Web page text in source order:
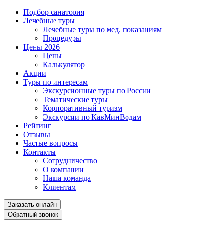
Подбор санатория
Лечебные туры
Лечебные туры по мед. показаниям
Процедуры
Цены 2026
Цены
Калькулятор
Акции
Туры по интересам
Экскурсионные туры по России
Тематические туры
Корпоративный туризм
Экскурсии по КавМинВодам
Рейтинг
Отзывы
Частые вопросы
Контакты
Сотрудничество
О компании
Наша команда
Клиентам
Заказать онлайн
Обратный звонок